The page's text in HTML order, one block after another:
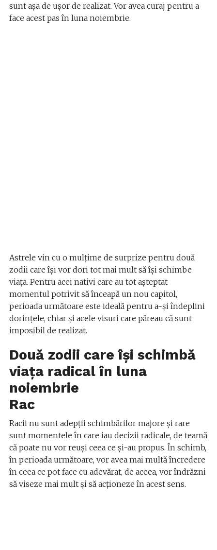
sunt așa de ușor de realizat. Vor avea curaj pentru a
face acest pas în luna noiembrie.
Astrele vin cu o mulțime de surprize pentru două
zodii care își vor dori tot mai mult să își schimbe
viața. Pentru acei nativi care au tot așteptat
momentul potrivit să înceapă un nou capitol,
perioada următoare este ideală pentru a-și îndeplini
dorințele, chiar și acele visuri care păreau că sunt
imposibil de realizat.
Două zodii care își schimbă
viața radical în luna
noiembrie
Rac
Racii nu sunt adepții schimbărilor majore și rare
sunt momentele în care iau decizii radicale, de teamă
că poate nu vor reuși ceea ce și-au propus. În schimb,
în perioada următoare, vor avea mai multă încredere
în ceea ce pot face cu adevărat, de aceea, vor îndrăzni
să viseze mai mult și să acționeze în acest sens.